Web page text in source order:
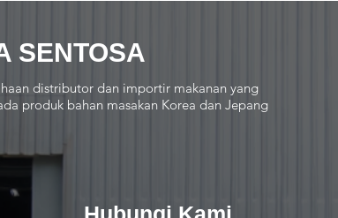
SENTOSA
distributor dan importir makanan yang
produk bahan masakan Korea dan Jepang